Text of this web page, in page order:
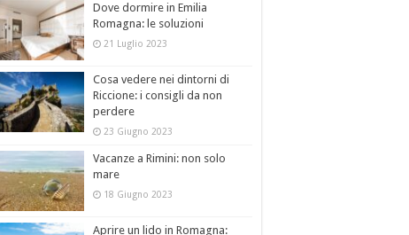
Dove dormire in Emilia
Romagna: le soluzioni
21 Luglio 2023
Cosa vedere nei dintorni di
Riccione: i consigli da non
perdere
23 Giugno 2023
Vacanze a Rimini: non solo
mare
18 Giugno 2023
Aprire un lido in Romagna: